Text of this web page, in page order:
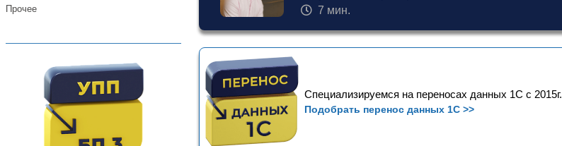
Прочее
7 мин.
Специализируемся на переносах данных 1С с 2015г.
Подобрать перенос данных 1С >>